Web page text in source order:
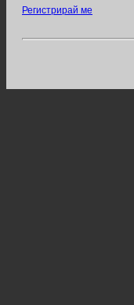
Регистрирай ме